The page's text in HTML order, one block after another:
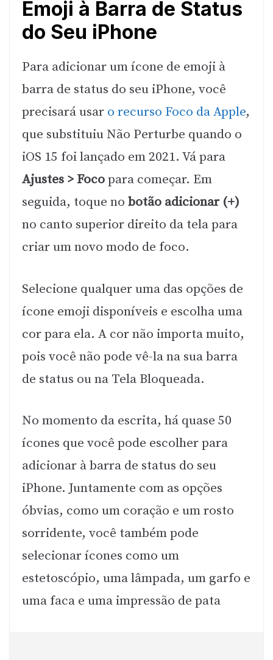
Emoji à Barra de Status
do Seu iPhone
Para adicionar um ícone de emoji à
barra de status do seu iPhone, você
precisará usar o recurso Foco da Apple,
que substituiu Não Perturbe quando o
iOS 15 foi lançado em 2021. Vá para
Ajustes > Focopara começar. Em
seguida, toque no botão adicionar (+)
no canto superior direito da tela para
criar um novo modo de foco.
Selecione qualquer uma das opções de
ícone emoji disponíveis e escolha uma
cor para ela. A cor não importa muito,
pois você não pode vê-la na sua barra
de status ou na Tela Bloqueada.
No momento da escrita, há quase 50
ícones que você pode escolher para
adicionar à barra de status do seu
iPhone. Juntamente com as opções
óbvias, como um coração e um rosto
sorridente, você também pode
selecionar ícones como um
estetoscópio, uma lâmpada, um garfo e
uma faca e uma impressão de pata